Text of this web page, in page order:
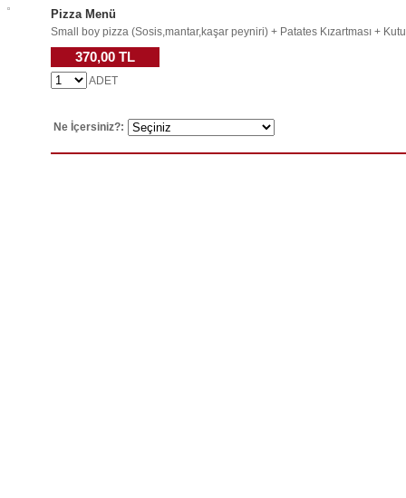
Pizza Menü
Small boy pizza (Sosis,mantar,kaşar peyniri) + Patates Kızartması +
370,00 TL
ADET
Ne İçersiniz?: